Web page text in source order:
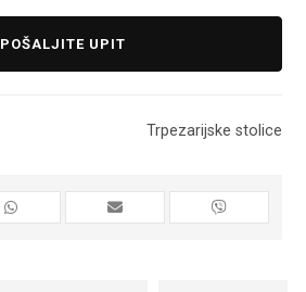
POŠALJITE UPIT
Trpezarijske stolice